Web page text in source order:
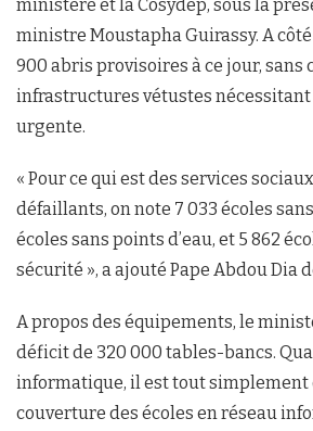
ministère et la Cosydep, sous la
ministre Moustapha Guirassy. A
900 abris provisoires à ce jour, sans
infrastructures vétustes
urgente.
« Pour ce qui est des services
défaillants, on note 7 033 écoles
écoles sans points d’eau, et 5 862
sécurité », a ajouté Pape Abdou Dia
A propos des équipements, le
déficit de 320 000 tables-bancs.
informatique, il est tout simplement
couverture des écoles en réseau